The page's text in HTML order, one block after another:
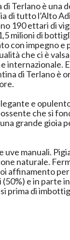
di Terlano è una
di tutto l’Alto
190 ettari di
milioni di
con impegno e
che ci è
internazionale.
di Terlano è
e
che si
grande gioia
uve manuali.
naturale.
affinamento per
e in parte
prima di